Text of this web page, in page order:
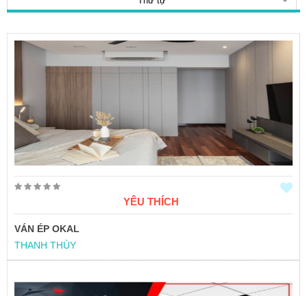
YÊU THÍCH
VÁN ÉP OKAL
THANH THÙY